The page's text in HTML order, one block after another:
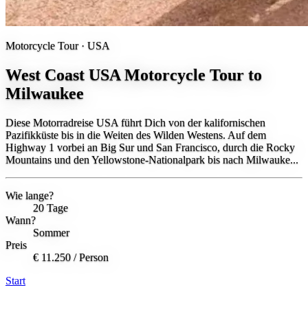
Motorcycle Tour · USA
West Coast USA Motorcycle Tour to
Milwaukee
Diese Motorradreise USA führt Dich von der kalifornischen
Pazifikküste bis in die Weiten des Wilden Westens. Auf dem
Highway 1 vorbei an Big Sur und San Francisco, durch die Rocky
Mountains und den Yellowstone-Nationalpark bis nach Milwauke...
Wie lange?
20 Tage
Wann?
Sommer
Preis
€ 11.250 / Person
Start